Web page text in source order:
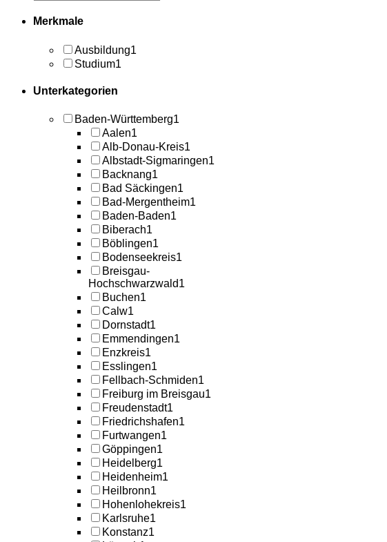
Merkmale
Ausbildung1
Studium1
Unterkategorien
Baden-Württemberg1
Aalen1
Alb-Donau-Kreis1
Albstadt-Sigmaringen1
Backnang1
Bad Säckingen1
Bad-Mergentheim1
Baden-Baden1
Biberach1
Böblingen1
Bodenseekreis1
Breisgau-
Hochschwarzwald1
Buchen1
Calw1
Dornstadt1
Emmendingen1
Enzkreis1
Esslingen1
Fellbach-Schmiden1
Freiburg im Breisgau1
Freudenstadt1
Friedrichshafen1
Furtwangen1
Göppingen1
Heidelberg1
Heidenheim1
Heilbronn1
Hohenlohekreis1
Karlsruhe1
Konstanz1